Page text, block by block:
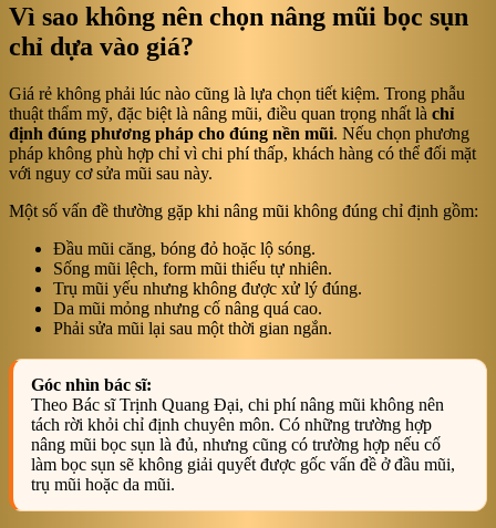
Vì sao không nên chọn nâng mũi bọc sụn
chỉ dựa vào giá?
Giá rẻ không phải lúc nào cũng là lựa chọn tiết kiệm. Trong phẫu
thuật thẩm mỹ, đặc biệt là nâng mũi, điều quan trọng nhất là chỉ
định đúng phương pháp cho đúng nền mũi. Nếu chọn phương
pháp không phù hợp chỉ vì chi phí thấp, khách hàng có thể đối mặt
với nguy cơ sửa mũi sau này.
Một số vấn đề thường gặp khi nâng mũi không đúng chỉ định gồm:
Đầu mũi căng, bóng đỏ hoặc lộ sóng.
Sống mũi lệch, form mũi thiếu tự nhiên.
Trụ mũi yếu nhưng không được xử lý đúng.
Da mũi mỏng nhưng cố nâng quá cao.
Phải sửa mũi lại sau một thời gian ngắn.
Góc nhìn bác sĩ:
Theo Bác sĩ Trịnh Quang Đại, chi phí nâng mũi không nên
tách rời khỏi chỉ định chuyên môn. Có những trường hợp
nâng mũi bọc sụn là đủ, nhưng cũng có trường hợp nếu cố
làm bọc sụn sẽ không giải quyết được gốc vấn đề ở đầu mũi,
trụ mũi hoặc da mũi.